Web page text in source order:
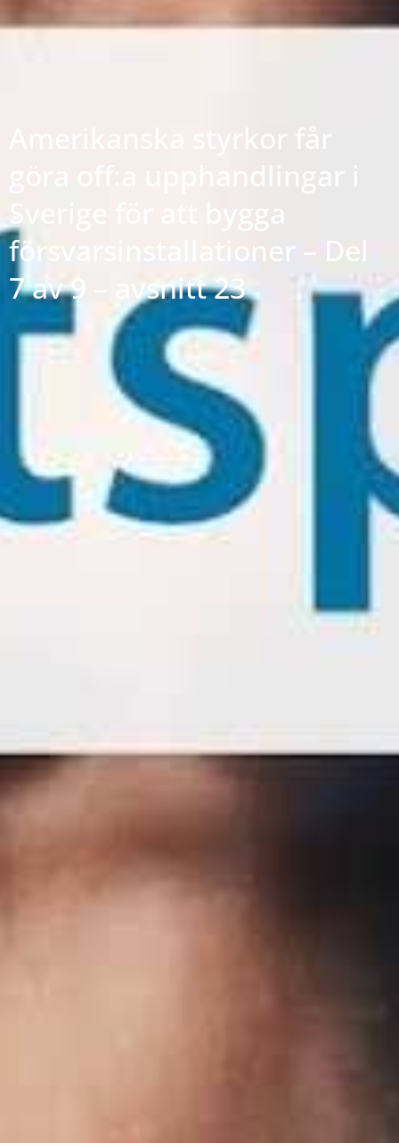
Amerikanska styrkor får
göra off:a upphandlingar i
Sverige för att bygga
försvarsinstallationer – Del
7 av 9 – avsnitt 23